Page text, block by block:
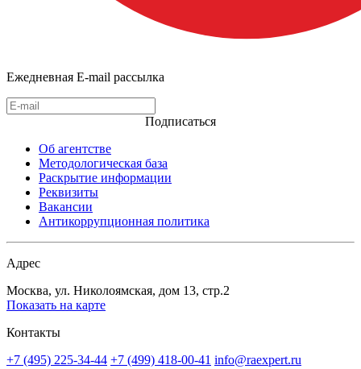
Ежедневная E-mail рассылка
Подписаться
Об агентстве
Методологическая база
Раскрытие информации
Реквизиты
Вакансии
Антикоррупционная политика
Адрес
Москва, ул. Николоямская, дом 13, стр.2
Показать на карте
Контакты
+7 (495) 225-34-44 +7 (499) 418-00-41 info@raexpert.ru